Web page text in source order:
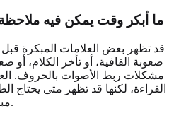
ما أبكر وقت يمكن فيه
قد تظهر بعض العلامات المبكرة قبل
صعوبة القافية، أو تأخر الكلام، أو
مشكلات ربط الأصوات بالحروف.
القراءة، لكنها قد تظهر متى يحتاج
مبكر لمهارات القراءة والكتابة.